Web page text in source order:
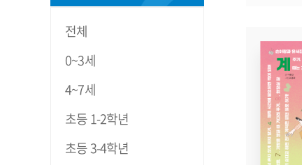
전체
0~3세
4~7세
초등 1-2학년
초등 3-4학년